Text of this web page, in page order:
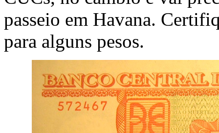
passeio em Havana.
para alguns pesos.